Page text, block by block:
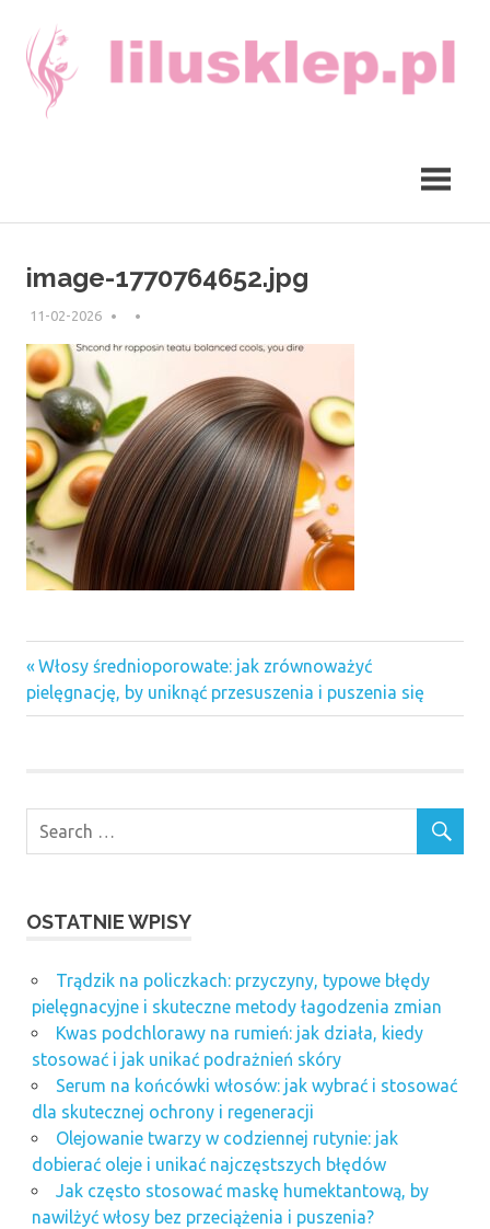
content
image-1770764652.jpg
11-02-2026
Nawigacja
wpisu
Previous
Post:
Włosy średnioporowate: jak zrównoważyć
pielęgnację, by uniknąć przesuszenia i puszenia się
OSTATNIE WPISY
Trądzik na policzkach: przyczyny, typowe błędy
pielęgnacyjne i skuteczne metody łagodzenia zmian
Kwas podchlorawy na rumień: jak działa, kiedy
stosować i jak unikać podrażnień skóry
Serum na końcówki włosów: jak wybrać i stosować
dla skutecznej ochrony i regeneracji
Olejowanie twarzy w codziennej rutynie: jak
dobierać oleje i unikać najczęstszych błędów
Jak często stosować maskę humektantową, by
nawilżyć włosy bez przeciążenia i puszenia?